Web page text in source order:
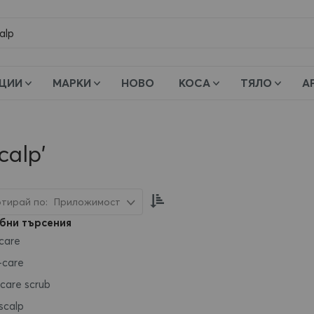
МАРКИ НОВО КОСА ТЯЛО
Приложимост
Настрой
търсения
scrub